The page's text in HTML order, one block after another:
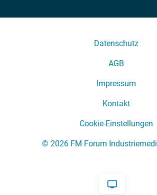
Datenschutz
AGB
Impressum
Kontakt
Cookie-Einstellungen
© 2026 FM Forum